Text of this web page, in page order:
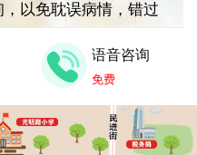
以免耽误病情，错过
语音咨询
免费